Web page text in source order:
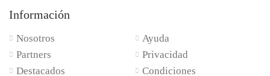
Información
Nosotros
Partners
Destacados
Ayuda
Privacidad
Condiciones